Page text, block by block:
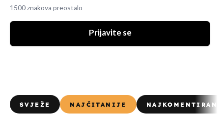
1500 znakova preostalo
Prijavite se
SVJEŽE NAJČITANIJE